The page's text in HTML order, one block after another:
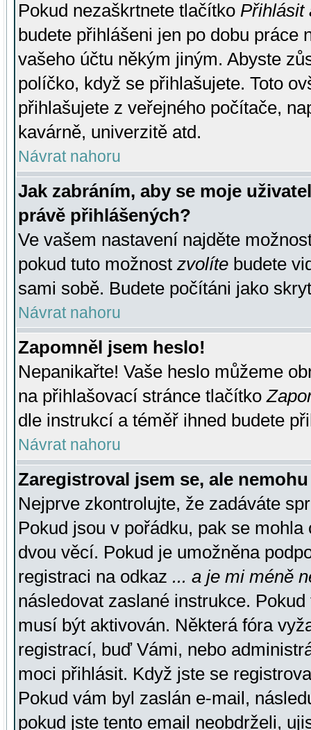
Pokud nezaškrtnete tlačítko Přihlásit
budete přihlášeni jen po dobu práce
vašeho účtu někým jiným. Abyste
políčko, když se přihlašujete. Toto
přihlašujete z veřejného počítače,
kavárně, univerzitě atd.
Návrat nahoru
Jak zabráním, aby se moje
právě přihlášených?
Ve vašem nastavení najděte
pokud tuto možnost zvolíte budete
sami sobě. Budete počítáni jako
Návrat nahoru
Zapomněl jsem heslo!
Nepanikařte! Vaše heslo můžeme
na přihlašovací stránce tlačítko
dle instrukcí a téměř ihned budete
Návrat nahoru
Zaregistroval jsem se, ale
Nejprve zkontrolujte, že zadáváte
Pokud jsou v pořádku, pak se
dvou věcí. Pokud je umožněna
registraci na odkaz ... a je mi méně
následovat zaslané instrukce.
musí být aktivován. Některá fóra
registrací, buď Vámi, nebo
moci přihlásit. Když jste se
Pokud vám byl zaslán e-mail,
pokud jste tento email neobdrželi,